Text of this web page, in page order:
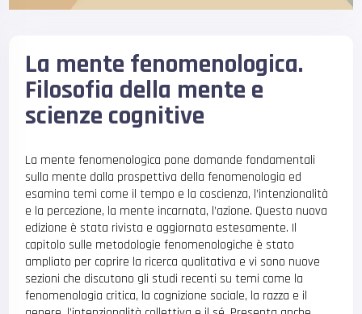
La mente fenomenologica.
Filosofia della mente e
scienze cognitive
La mente fenomenologica pone domande fondamentali
sulla mente dalla prospettiva della fenomenologia ed
esamina temi come il tempo e la coscienza, l’intenzionalità
e la percezione, la mente incarnata, l’azione. Questa nuova
edizione è stata rivista e aggiornata estesamente. Il
capitolo sulle metodologie fenomenologiche è stato
ampliato per coprire la ricerca qualitativa e vi sono nuove
sezioni che discutono gli studi recenti su temi come la
fenomenologia critica, la cognizione sociale, la razza e il